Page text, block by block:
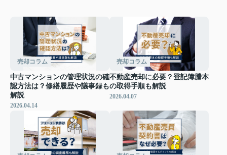
売却コラム
中古マンションの管理状況の確
認方法は？修繕履歴や議事録も
解説
2026.04.14
売却コラム
不動産売却に必要？登記簿謄本
の取得手順も解説
2026.04.07